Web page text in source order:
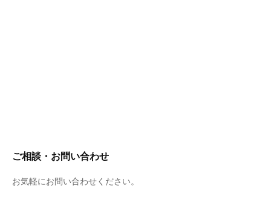
ご相談・お問い合わせ
お気軽にお問い合わせください。